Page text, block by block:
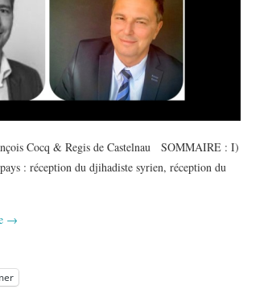
Cocq & Regis de Castelnau SOMMAIRE : I)
: réception du djihadiste syrien, réception du
→